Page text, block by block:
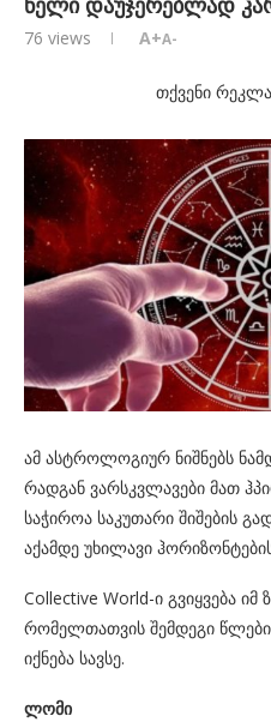
76 views A+A-
თქვენი
ამ ასტროლოგიურ ნიშნებს
რადგან ვარსკვლავები მათ
საჭიროა საკუთარი შიშების
აქამდე უხილავი
Collective World-ი გვიყვება იმ
რომელთათვის შემდეგი
იქნება სავსე.
ლომი